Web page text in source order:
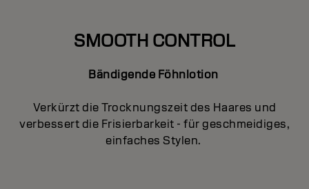
SMOOTH CONTROL
Bändigende Föhnlotion
Verkürzt die Trocknungszeit des Haares und
verbessert die Frisierbarkeit - für geschmeidiges,
einfaches Stylen.